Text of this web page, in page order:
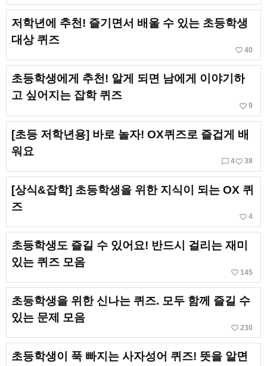
저학년에 추천! 즐기면서 배울 수 있는 초등학생
대상 퀴즈
favorite_border 40
초등학생에게 추천! 알게 되면 남에게 이야기하
고 싶어지는 잡학 퀴즈
favorite_border 9
[초등 저학년용] 바로 놀자! OX퀴즈로 즐겁게 배
워요
chat_bubble_outline 4favorite_border 38
[상식&잡학] 초등학생을 위한 지식이 되는 OX 퀴
즈
favorite_border 4
초등학생도 즐길 수 있어요! 반드시 걸리는 재미
있는 퀴즈 모음
favorite_border 145
초등학생을 위한 신나는 퀴즈. 모두 함께 즐길 수
있는 문제 모음
favorite_border 230
초등학생이 푹 빠지는 사자성어 퀴즈! 뜻을 알면